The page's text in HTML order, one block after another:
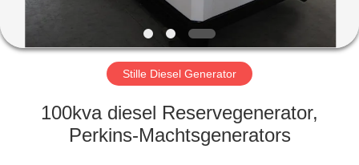
FABRIEKSREIS
KWALITEITSCONTROLE
Stille Diesel Generator
100kva diesel Reservegenerator,
Perkins-Machtsgenerators